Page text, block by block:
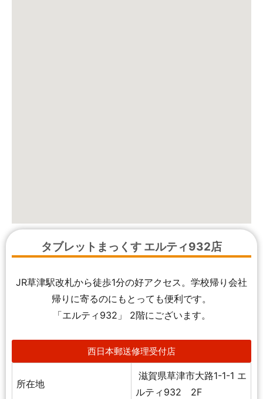
タブレットまっくす エルティ932店
JR草津駅改札から徒歩1分の好アクセス。学校帰り会社
帰りに寄るのにもとっても便利です。
「エルティ932」 2階にございます。
西日本郵送修理受付店
所在地
滋賀県草津市大路1-1-1 エ
ルティ932 2F